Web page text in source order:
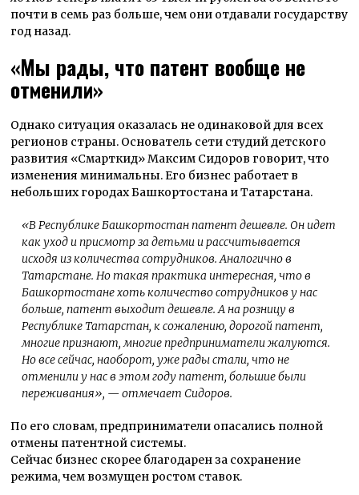
почти в семь раз больше, чем они отдавали государству
год назад.
«Мы рады, что патент вообще не
отменили»
Однако ситуация оказалась не одинаковой для всех
регионов страны. Основатель сети студий детского
развития «Смарткид» Максим Сидоров говорит, что
изменения минимальны. Его бизнес работает в
небольших городах Башкортостана и Татарстана.
«В Республике Башкортостан патент дешевле. Он идет
как уход и присмотр за детьми и рассчитывается
исходя из количества сотрудников. Аналогично в
Татарстане. Но такая практика интересная, что в
Башкортостане хоть количество сотрудников у нас
больше, патент выходит дешевле. А на розницу в
Республике Татарстан, к сожалению, дорогой патент,
многие признают, многие предприниматели жалуются.
Но все сейчас, наоборот, уже рады стали, что не
отменили у нас в этом году патент, большие были
переживания», — отмечает Сидоров.
По его словам, предприниматели опасались полной
отмены патентной системы.
Сейчас бизнес скорее благодарен за сохранение
режима, чем возмущен ростом ставок.